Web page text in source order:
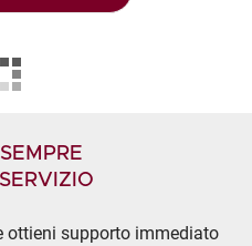
ottieni supporto immediato